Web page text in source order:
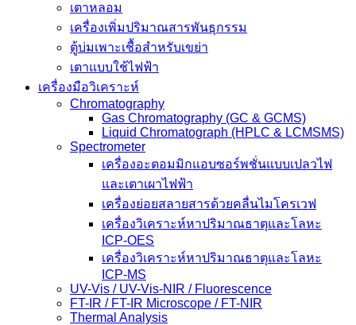
เตาหลอม
เครื่องเพิ่มปริมาณสารพันธุกรรม
ตู้บ่มเพาะเชื้อสำหรับเขย่า
เตาแบบใช้ไฟฟ้า
เครื่องมือวิเคราะห์
Chromatography
Gas Chromatography (GC & GCMS)
Liquid Chromatograph (HPLC & LCMSMS)
Spectrometer
เครื่องอะตอมมิกแอบซอร์พชั่นแบบเปลวไฟ
และเตาเผาไฟฟ้า
เครื่องย่อยสลายสารด้วยคลื่นไมโครเวฟ
เครื่องวิเคราะห์หาปริมาณธาตุและโลหะ
ICP-OES
เครื่องวิเคราะห์หาปริมาณธาตุและโลหะ
ICP-MS
UV-Vis / UV-Vis-NIR / Fluorescence
FT-IR / FT-IR Microscope / FT-NIR
Thermal Analysis